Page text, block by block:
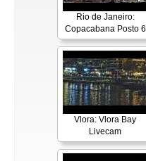
Rio de Janeiro:
Copacabana Posto 6
Vlora: Vlora Bay
Livecam